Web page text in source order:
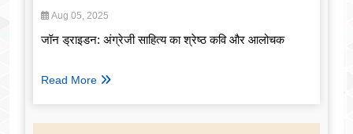
Aug 05, 2025
जॉन ड्राइडन: अंग्रेजी साहित्य का श्रेष्ठ कवि और आलोचक
Read More